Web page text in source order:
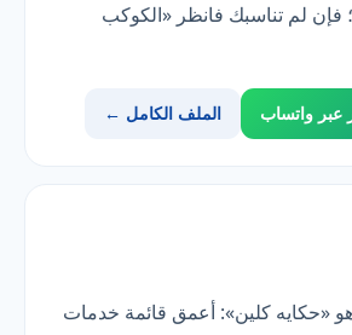
فإن لم تناسبك فانظر «الكوكب
واتساب الملف الكامل ←
هو «حكايه كلين»: أعمق قائمة خدمات